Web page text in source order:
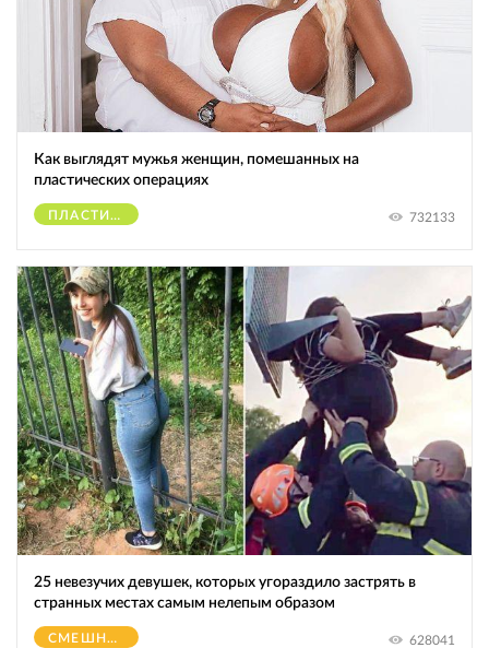
Как выглядят мужья женщин, помешанных на
пластических операциях
ПЛАСТИЧЕСКИЕ ОПЕРАЦИИ 732133
25 невезучих девушек, которых угораздило застрять в
странных местах самым нелепым образом
СМЕШНОЕ 628041